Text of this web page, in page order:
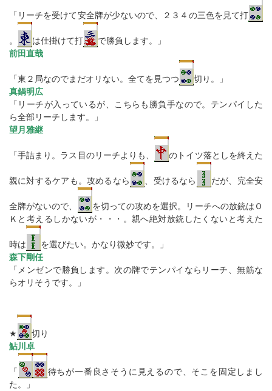
「リーチを受けて安全牌が少ないので、２３４の三色を見て打
。 は仕掛けて打
で勝負します。」
前田直哉
「東２局なのでまだオリない。全てを見つつ
切り。」
真鍋明広
「リーチが入っているが、こちらも勝負手なので。テンパイした
ら全部リーチします。」
望月雅継
「手詰まり。ラス目のリーチよりも、 のトイツ落としを終えた
親に対するケアも。攻めるなら 、受けるなら だが、完全安
全牌がないので、
を切っての攻めを選択。リーチへの放銃はＯ
Ｋと考えるしかないが・・・。親へ絶対放銃したくないと考えた
時は
を選びたい。かなり微妙です。」
森下剛任
「メンゼンで勝負します。次の牌でテンパイならリーチ、無筋な
らオリそうです。」
★
切り
鮎川卓
「
待ちが一番良さそうに見えるので、そこを固定しまし
た。」